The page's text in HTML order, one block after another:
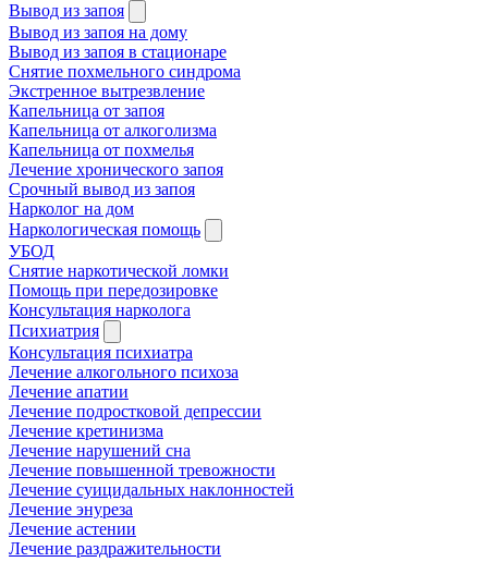
Вывод из запоя
Вывод из запоя на дому
Вывод из запоя в стационаре
Снятие похмельного синдрома
Экстренное вытрезвление
Капельница от запоя
Капельница от алкоголизма
Капельница от похмелья
Лечение хронического запоя
Срочный вывод из запоя
Нарколог на дом
Наркологическая помощь
УБОД
Снятие наркотической ломки
Помощь при передозировке
Консультация нарколога
Психиатрия
Консультация психиатра
Лечение алкогольного психоза
Лечение апатии
Лечение подростковой депрессии
Лечение кретинизма
Лечение нарушений сна
Лечение повышенной тревожности
Лечение суицидальных наклонностей
Лечение энуреза
Лечение астении
Лечение раздражительности